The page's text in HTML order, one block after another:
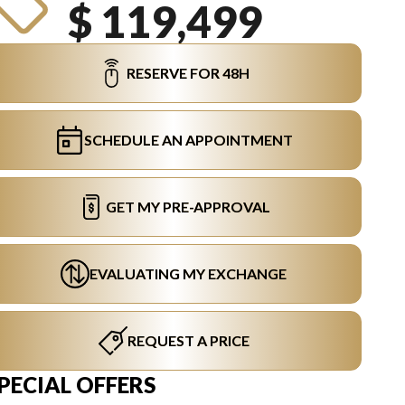
$ 119,499
RESERVE FOR 48H
SCHEDULE AN APPOINTMENT
GET MY PRE-APPROVAL
EVALUATING MY EXCHANGE
REQUEST A PRICE
OFFERS